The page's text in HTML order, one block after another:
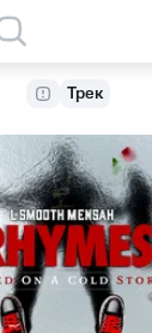
Трек